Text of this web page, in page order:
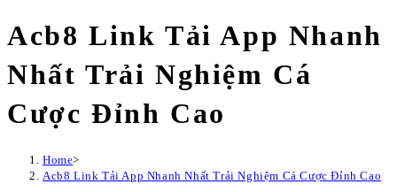
Acb8 Link Tải App Nhanh
Nhất Trải Nghiệm Cá
Cược Đỉnh Cao
Home>
Acb8 Link Tải App Nhanh Nhất Trải Nghiệm Cá Cược Đỉnh Cao